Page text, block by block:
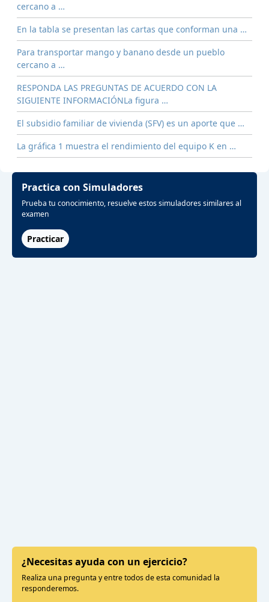
cercano a …
En la tabla se presentan las cartas que conforman una …
Para transportar mango y banano desde un pueblo
cercano a …
RESPONDA LAS PREGUNTAS DE ACUERDO CON LA
SIGUIENTE INFORMACIÓNLa figura …
El subsidio familiar de vivienda (SFV) es un aporte que …
La gráfica 1 muestra el rendimiento del equipo K en …
Practica con Simuladores
Prueba tu conocimiento, resuelve estos simuladores similares al
examen
Practicar
¿Necesitas ayuda con un ejercicio?
Realiza una pregunta y entre todos de esta comunidad la
responderemos.